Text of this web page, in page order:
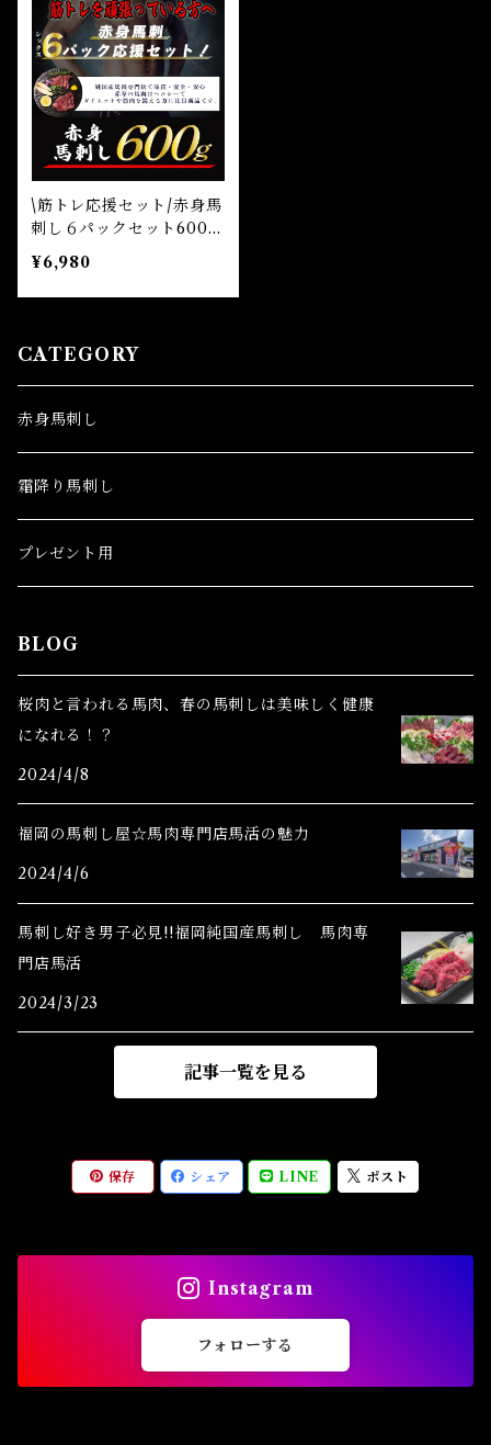
\筋トレ応援セット/赤身馬
刺し６パックセット600g
国産馬刺し 赤身馬刺
し 熊本県産馬刺し 純国
産馬刺し
¥6,980
CATEGORY
赤身馬刺し
霜降り馬刺し
プレゼント用
BLOG
桜肉と言われる馬肉、春の馬刺しは美味しく健康
になれる！？
2024/4/8
福岡の馬刺し屋☆馬肉専門店馬活の魅力
2024/4/6
馬刺し好き男子必見!!福岡純国産馬刺し 馬肉専
門店馬活
2024/3/23
記事一覧を見る
保存 シェア LINE ポスト
Instagram
フォローする